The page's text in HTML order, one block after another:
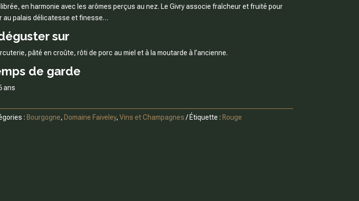
en harmonie avec les arômes perçus au nez. Le Givry associe fraîcheur et fruité pour
au palais délicatesse et finesse…
sur
pâté en croûte, rôti de porc au miel et à la moutarde à l’ancienne.
de garde
ans
: Bourgogne, Domaine Faiveley,Vins et Champagnes Étiquette : Rouge